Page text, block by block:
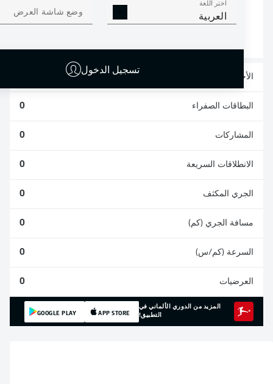
اختر اللغة
العربية وضع شاشة العرض
تسجيل الدخول
الافتكاكات الناجحة
الأخطاء المرتكبة
البطاقات الصفراء
المشاركات
الانطلاقات السريعة
الجري المكثف
مسافة الجري (كم)
السرعة (كم/س)
العرضيات
المزيد من الدوري الألماني في
التطبيق!
APP STORE
GOOGLE PLAY